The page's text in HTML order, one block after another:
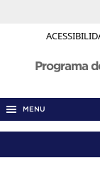
Programa
MENU